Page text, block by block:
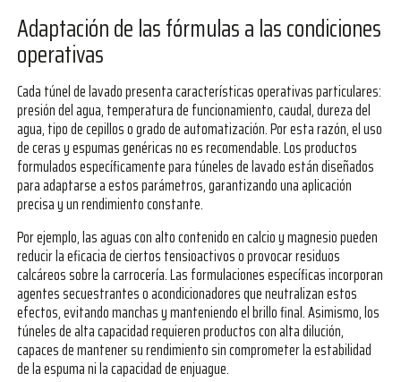
Adaptación de las fórmulas a las condiciones
operativas
Cada túnel de lavado presenta características operativas particulares:
presión del agua, temperatura de funcionamiento, caudal, dureza del
agua, tipo de cepillos o grado de automatización. Por esta razón, el uso
de ceras y espumas genéricas no es recomendable. Los productos
formulados específicamente para túneles de lavado están diseñados
para adaptarse a estos parámetros, garantizando una aplicación
precisa y un rendimiento constante.
Por ejemplo, las aguas con alto contenido en calcio y magnesio pueden
reducir la eficacia de ciertos tensioactivos o provocar residuos
calcáreos sobre la carrocería. Las formulaciones específicas incorporan
agentes secuestrantes o acondicionadores que neutralizan estos
efectos, evitando manchas y manteniendo el brillo final. Asimismo, los
túneles de alta capacidad requieren productos con alta dilución,
capaces de mantener su rendimiento sin comprometer la estabilidad
de la espuma ni la capacidad de enjuague.